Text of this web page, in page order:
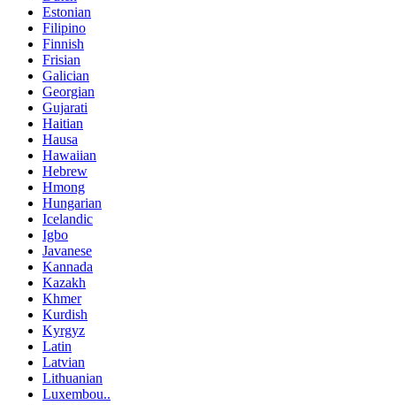
Estonian
Filipino
Finnish
Frisian
Galician
Georgian
Gujarati
Haitian
Hausa
Hawaiian
Hebrew
Hmong
Hungarian
Icelandic
Igbo
Javanese
Kannada
Kazakh
Khmer
Kurdish
Kyrgyz
Latin
Latvian
Lithuanian
Luxembou..